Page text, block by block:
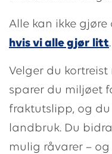
Alle kan ikke gjøre
hvis vi alle gjør litt.
Velger du kortreist
sparer du miljøet
fraktutslipp, og
landbruk. Du
mulig råvarer –